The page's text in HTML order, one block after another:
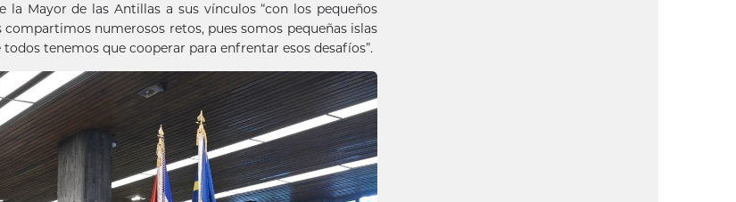
Mayor de las Antillas a sus vínculos “con los pequeños
numerosos retos, pues somos pequeñas islas
tenemos que cooperar para enfrentar esos desafíos”.